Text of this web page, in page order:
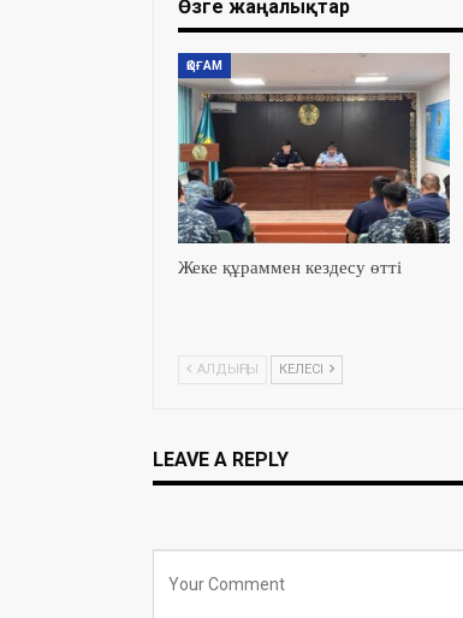
Өзге жаңалықтар
ҚОҒАМ
Жеке құраммен кездесу өтті
АЛДЫҢҒЫ КЕЛЕСІ
LEAVE A REPLY